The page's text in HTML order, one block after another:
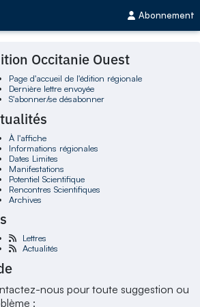
Abonnement
Occitanie Ouest
Page d'accueil de l'édition régionale
Dernière lettre envoyée
S'abonner/se désabonner
À l'affiche
Informations régionales
Dates Limites
Manifestations
Potentiel Scientifique
Rencontres Scientifiques
Archives
Lettres
Actualités
nous pour toute suggestion ou
: